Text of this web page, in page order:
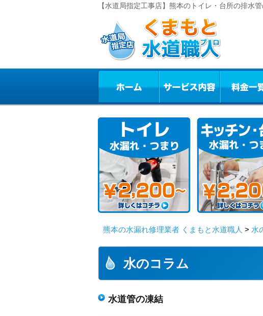
【水道局指定工事店】熊本のトイレ・台所の排水
熊本の水漏れ修理業者 くまもと水道職人 > 水
水のコラム
水道管の凍結